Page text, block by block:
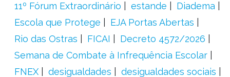
11º Fórum Extraordinário
estande
Diadema
Escola que Protege
EJA Portas Abertas
Rio das Ostras
FICAI
Decreto 4572/2026
Semana de Combate à Infrequência Escolar
FNEX
desigualdades
desigualdades sociais